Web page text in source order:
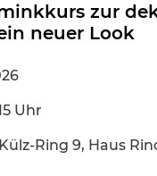
zur
neuer Look
Uhr
Ring 9, Haus